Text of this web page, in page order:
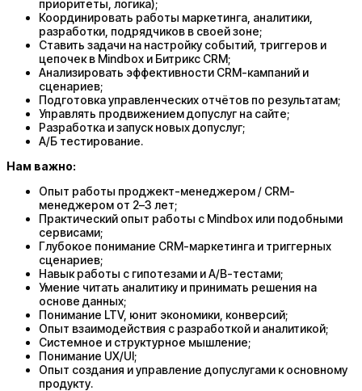
приоритеты, логика);
Координировать работы маркетинга, аналитики,
разработки, подрядчиков в своей зоне;
Ставить задачи на настройку событий, триггеров и
цепочек в Mindbox и Битрикс CRM;
Анализировать эффективности CRM-кампаний и
сценариев;
Подготовка управленческих отчётов по результатам;
Управлять продвижением допуслуг на сайте;
Разработка и запуск новых допуслуг;
А/Б тестирование.
Нам важно:
Опыт работы проджект-менеджером / CRM-
менеджером от 2–3 лет;
Практический опыт работы с Mindbox или подобными
сервисами;
Глубокое понимание CRM-маркетинга и триггерных
сценариев;
Навык работы с гипотезами и A/B-тестами;
Умение читать аналитику и принимать решения на
основе данных;
Понимание LTV, юнит экономики, конверсий;
Опыт взаимодействия с разработкой и аналитикой;
Системное и структурное мышление;
Понимание UX/UI;
Опыт создания и управление допуслугами к основному
продукту.